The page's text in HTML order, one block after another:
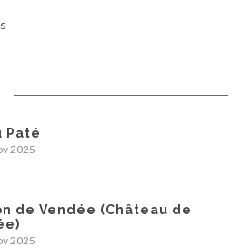
Paté
2025
de Vendée (Château de
2025